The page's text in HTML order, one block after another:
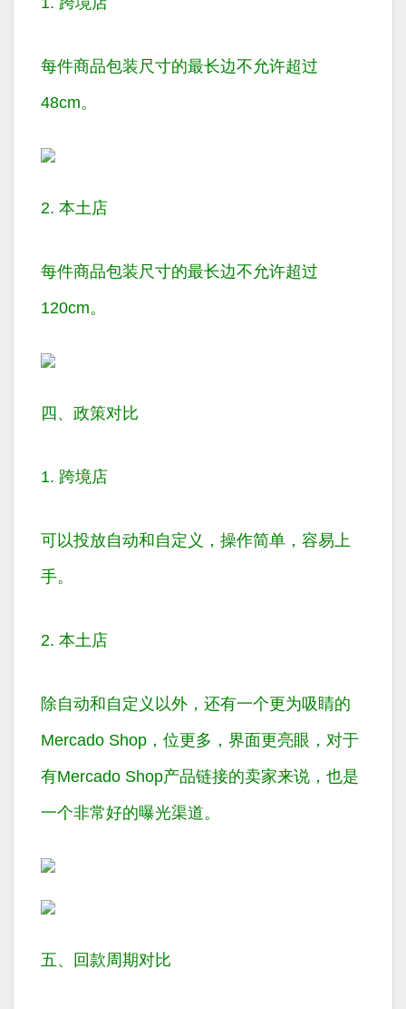
每件商品包装尺寸的最长边不允许超过
48cm。
2. 本土店
每件商品包装尺寸的最长边不允许超过
120cm。
四、政策对比
1. 跨境店
可以投放自动和 自定义 ，操作简单，容易上
手。
2. 本土店
除自动和自定义以外，还有一个更为吸睛的
Mercado Shop ，位更多，界面更亮眼，对于
有Mercado Shop产品链接的卖家来说，也是
一个非常好的曝光渠道。
五、回款周期对比